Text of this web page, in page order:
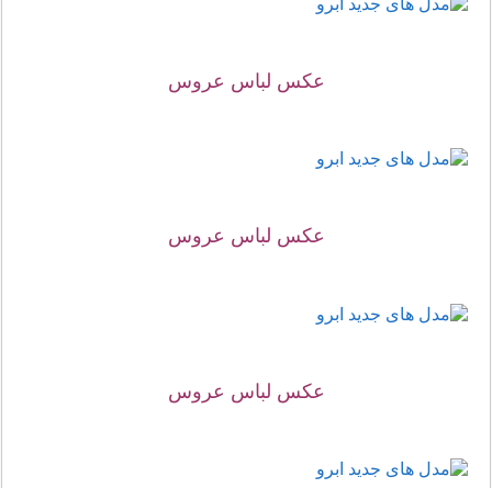
عکس لباس عروس
عکس لباس عروس
عکس لباس عروس